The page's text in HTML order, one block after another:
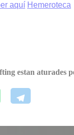
aquí Hemeroteca
estan aturades